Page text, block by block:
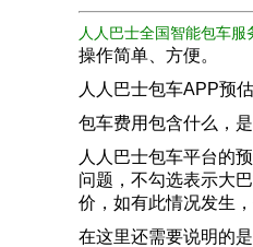
人人巴士全国智能包车服
操作简单、方便。
人人巴士包车APP预
包车费用包含什么，
人人巴士包车平台的
问题，不勾选表示大
价，如有此情况发生
在这里还需要说明的